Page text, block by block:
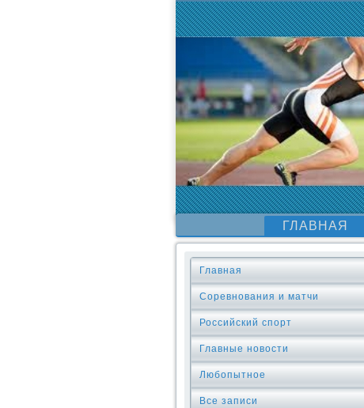
ГЛАВНАЯ
Главная
Соревнования и матчи
Российский спорт
Главные новости
Любопытное
Все записи